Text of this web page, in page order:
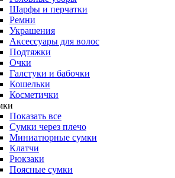
Шарфы и перчатки
Ремни
Украшения
Аксессуары для волос
Подтяжки
Очки
Галстуки и бабочки
Кошельки
Косметички
Показать все
Сумки через плечо
Миниатюрные cумки
Клатчи
Рюкзаки
Поясные сумки